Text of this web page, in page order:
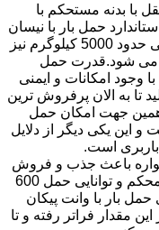
با بدنه مستحکم با
حمل بار با نیسان
2800 کیلو است اما دوبرابر این مقدار یعنی حدود 5000 کیلوگرم نیز
می شود.قدرت حمل
وجود امکانات و ایمنی
تا به الان پرفروش ترین
همین جهت امکان حمل
24 امکان پذیر است و این یکی دیگر از دلایل
است.
باعث جذب و فروش
بالای این نوع وانت ایرانی بوده است.بدنه محکم و توانایی حمل 600
حمل بار با وانت پیکان
مقدار فراتر رفته و تا